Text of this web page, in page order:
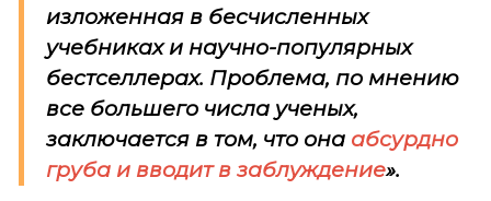
изложенная в бесчисленных
учебниках и научно-популярных
бестселлерах. Проблема, по мнению
все большего числа ученых,
заключается в том, что она абсурдно
груба и вводит в заблуждение».